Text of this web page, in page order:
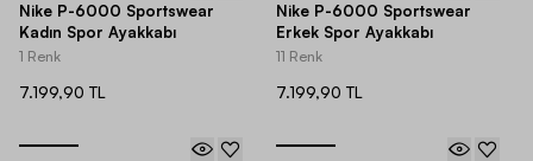
Nike P-6000 Sportswear
Kadın Spor Ayakkabı
1 Renk
7.199,90 TL
Nike P-6000 Sportswear
Erkek Spor Ayakkabı
11 Renk
7.199,90 TL